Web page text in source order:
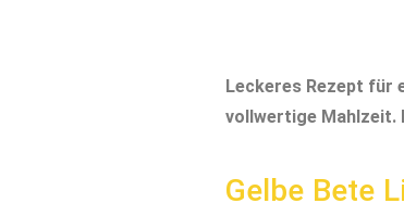
Leckeres Rezept für
vollwertige Mahlzeit.
Gelbe Bete